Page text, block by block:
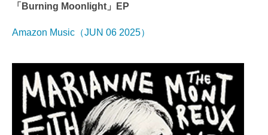
「Burning Moonlight」EP
Amazon Music（JUN 06 2025）